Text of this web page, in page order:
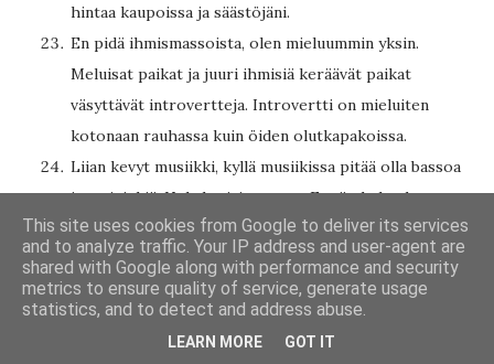
hintaa kaupoissa ja säästöjäni.
En pidä ihmismassoista, olen mieluummin yksin.
Meluisat paikat ja juuri ihmisiä keräävät paikat
väsyttävät introvertteja. Introvertti on mieluiten
kotonaan rauhassa kuin öiden olutkapakoissa.
Liian kevyt musiikki, kyllä musiikissa pitää olla bassoa
ja meininkiä. Nukahtaisi muuten. Enpä ole koskaan
ymmärtänyt miksi ihmiset kuuntelevat radiota, kun
YouTubesta löytyy aina muutakin.
En pidä myyntityöstä, vaikka olen itsekin merkonomi.
Introverttina et pysty myymään 24/7, eikä häntä voi
vähempää kiinnostaa taksilinjan pitäminen, koska hän
This site uses cookies from Google to deliver its services
and to analyze traffic. Your IP address and user-agent are
shared with Google along with performance and security
metrics to ensure quality of service, generate usage
statistics, and to detect and address abuse.
LEARN MORE GOT IT